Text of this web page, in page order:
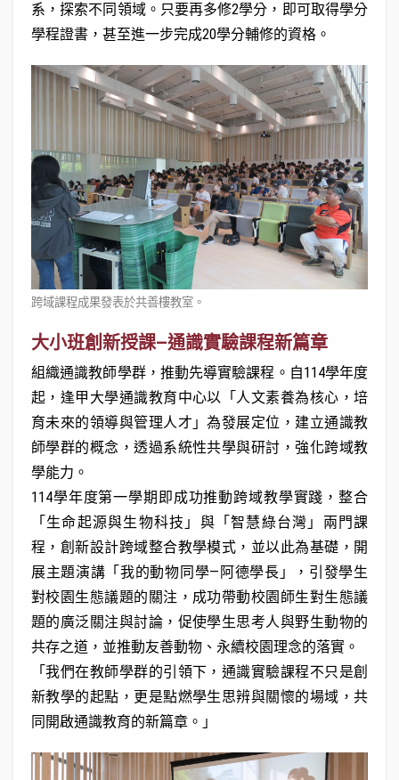
系，探索不同領域。只要再多修2學分，即可取得學分
學程證書，甚至進一步完成20學分輔修的資格。
跨域課程成果發表於共善樓教室。
大小班創新授課—通識實驗課程新篇章
組織通識教師學群，推動先導實驗課程。自114學年度
起，逢甲大學通識教育中心以「人文素養為核心，培
育未來的領導與管理人才」為發展定位，建立通識教
師學群的概念，透過系統性共學與研討，強化跨域教
學能力。
114學年度第一學期即成功推動跨域教學實踐，整合
「生命起源與生物科技」與「智慧綠台灣」兩門課
程，創新設計跨域整合教學模式，並以此為基礎，開
展主題演講「我的動物同學—阿德學長」，引發學生
對校園生態議題的關注，成功帶動校園師生對生態議
題的廣泛關注與討論，促使學生思考人與野生動物的
共存之道，並推動友善動物、永續校園理念的落實。
「我們在教師學群的引領下，通識實驗課程不只是創
新教學的起點，更是點燃學生思辨與關懷的場域，共
同開啟通識教育的新篇章。」